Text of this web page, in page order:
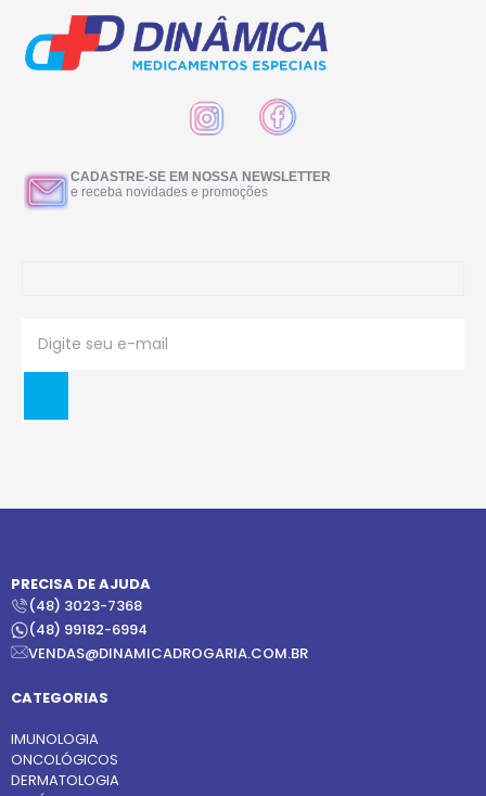
CADASTRE-SE EM NOSSA NEWSLETTER
e receba novidades e promoções
PRECISA DE AJUDA
(48) 3023-7368
(48) 99182-6994
VENDAS@DINAMICADROGARIA.COM.BR
CATEGORIAS
IMUNOLOGIA
ONCOLÓGICOS
DERMATOLOGIA